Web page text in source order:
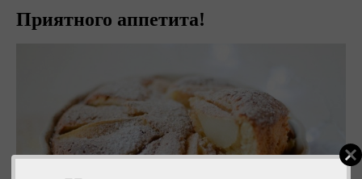
Приятного аппетита!